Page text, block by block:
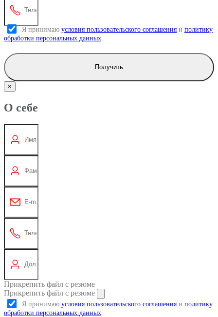
Я принимаю условия пользовательского соглашения и политику
обработки персональных данных
Получить
×
О себе
Прикрепить файл с резюме
Прикрепить файл с резюме
Я принимаю условия пользовательского соглашения и политику
обработки персональных данных